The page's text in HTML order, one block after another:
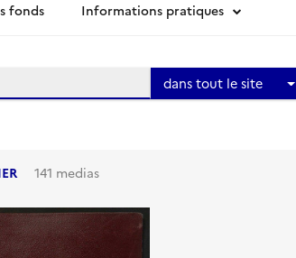
fonds Informations pratiques
dans tout le site
141 medias